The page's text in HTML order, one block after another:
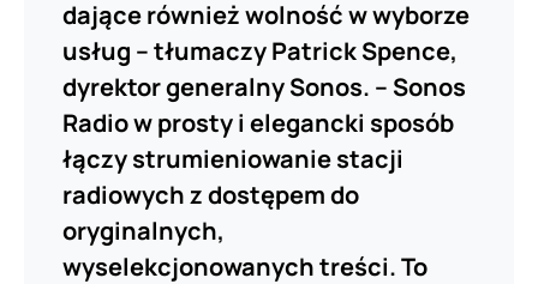
dające również wolność w wyborze
usług – tłumaczy Patrick Spence,
dyrektor generalny Sonos. – Sonos
Radio w prosty i elegancki sposób
łączy strumieniowanie stacji
radiowych z dostępem do
oryginalnych,
wyselekcjonowanych treści. To